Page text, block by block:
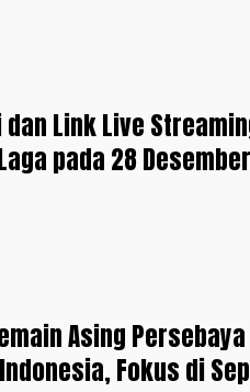
Link Live
pada 28
Asing
Fokus di